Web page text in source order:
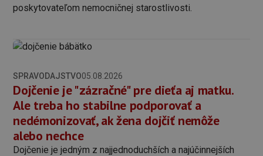
poskytovateľom nemocničnej starostlivosti.
SPRAVODAJSTVO05.08.2026
Dojčenie je "zázračné" pre dieťa aj matku.
Ale treba ho stabilne podporovať a
nedémonizovať, ak žena dojčiť nemôže
alebo nechce
Dojčenie je jedným z najjednoduchších a najúčinnejších